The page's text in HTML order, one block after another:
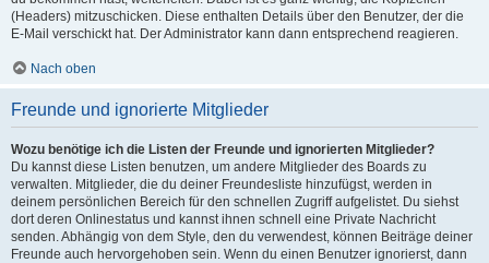
(Headers) mitzuschicken. Diese enthalten Details über den Benutzer, der die
E-Mail verschickt hat. Der Administrator kann dann entsprechend reagieren.
Nach oben
Freunde und ignorierte Mitglieder
Wozu benötige ich die Listen der Freunde und ignorierten Mitglieder?
Du kannst diese Listen benutzen, um andere Mitglieder des Boards zu
verwalten. Mitglieder, die du deiner Freundesliste hinzufügst, werden in
deinem persönlichen Bereich für den schnellen Zugriff aufgelistet. Du siehst
dort deren Onlinestatus und kannst ihnen schnell eine Private Nachricht
senden. Abhängig von dem Style, den du verwendest, können Beiträge deiner
Freunde auch hervorgehoben sein. Wenn du einen Benutzer ignorierst, dann